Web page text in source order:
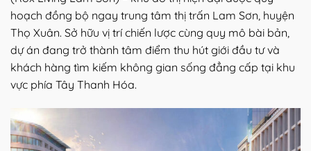
hoạch đồng bộ ngay trung tâm thị trấn Lam Sơn, huyện
Thọ Xuân. Sở hữu vị trí chiến lược cùng quy mô bài bản,
dự án đang trở thành tâm điểm thu hút giới đầu tư và
khách hàng tìm kiếm không gian sống đẳng cấp tại khu
vực phía Tây Thanh Hóa.